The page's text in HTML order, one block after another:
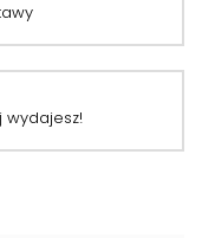
wydajesz!